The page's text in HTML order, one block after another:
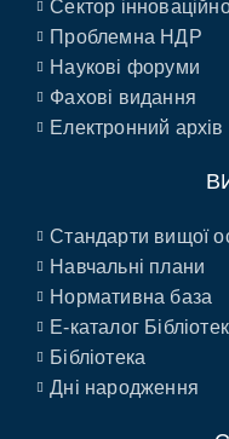
Сектор
Проблемна НДР
Наукові форуми
Фахові видання
Електронний архів
Стандарти вищої
Навчальні плани
Нормативна база
E-каталог
Бібліотека
Дні народження